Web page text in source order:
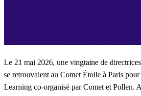
Le 21 mai 2026, une vingtaine de
se retrouvaient au Comet Étoile à Paris
Learning co-organisé par Comet et Pollen.